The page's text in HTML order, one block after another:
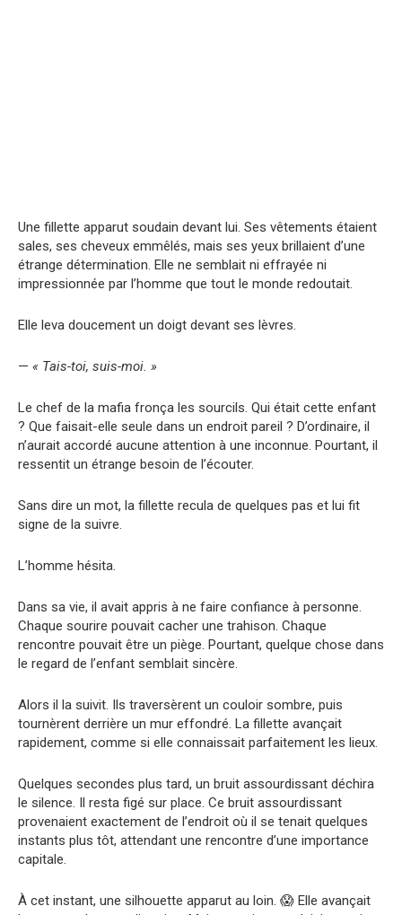
Une fillette apparut soudain devant lui. Ses vêtements étaient
sales, ses cheveux emmêlés, mais ses yeux brillaient d’une
étrange détermination. Elle ne semblait ni effrayée ni
impressionnée par l’homme que tout le monde redoutait.
Elle leva doucement un doigt devant ses lèvres.
— « Tais-toi, suis-moi. »
Le chef de la mafia fronça les sourcils. Qui était cette enfant
? Que faisait-elle seule dans un endroit pareil ? D’ordinaire, il
n’aurait accordé aucune attention à une inconnue. Pourtant, il
ressentit un étrange besoin de l’écouter.
Sans dire un mot, la fillette recula de quelques pas et lui fit
signe de la suivre.
L’homme hésita.
Dans sa vie, il avait appris à ne faire confiance à personne.
Chaque sourire pouvait cacher une trahison. Chaque
rencontre pouvait être un piège. Pourtant, quelque chose dans
le regard de l’enfant semblait sincère.
Alors il la suivit. Ils traversèrent un couloir sombre, puis
tournèrent derrière un mur effondré. La fillette avançait
rapidement, comme si elle connaissait parfaitement les lieux.
Quelques secondes plus tard, un bruit assourdissant déchira
le silence. Il resta figé sur place. Ce bruit assourdissant
provenaient exactement de l’endroit où il se tenait quelques
instants plus tôt, attendant une rencontre d’une importance
capitale.
À cet instant, une silhouette apparut au loin. 😱 Elle avançait